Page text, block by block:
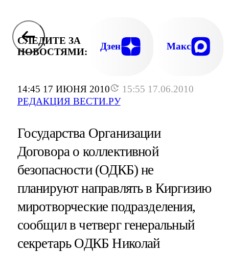
14:45 17 ИЮНЯ 2010
15:55 17.06.2010
РЕДАКЦИЯ ВЕСТИ.РУ
СЛЕДИТЕ ЗА
НОВОСТЯМИ:
Дзен Макс
Государства Организации
Договора о коллективной
безопасности (ОДКБ) не
планируют направлять в Киргизию
миротворческие подразделения,
сообщил в четверг генеральный
секретарь ОДКБ Николай